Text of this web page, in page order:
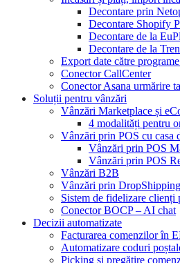
Decontare prin
Decontare Shopify
Decontare de la
Decontare de la
Export date către
Conector CallCenter
Conector Asana urmărire
Soluții pentru vânzări
Vânzări Marketplace și
4 modalități pentru
Vânzări prin POS cu casa
Vânzări prin POS
Vânzări prin POS
Vânzări B2B
Vânzări prin
Sistem de fidelizare clienți
Conector BOCP – AI chat
Decizii automatizate
Facturarea comenzilor în
Automatizare coduri
Picking și pregătire